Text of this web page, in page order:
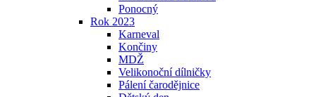
Ponocný
Rok 2023
Karneval
Končiny
MDŽ
Velikonoční dílničky
Pálení čarodějnice